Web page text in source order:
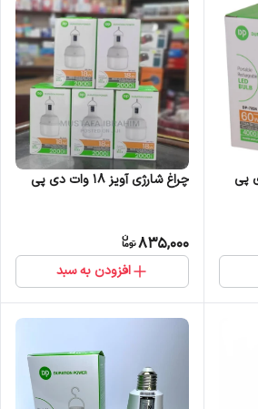
چراغ شارژی آویز 18 وات دی پی
835,000
افزودن به سبد